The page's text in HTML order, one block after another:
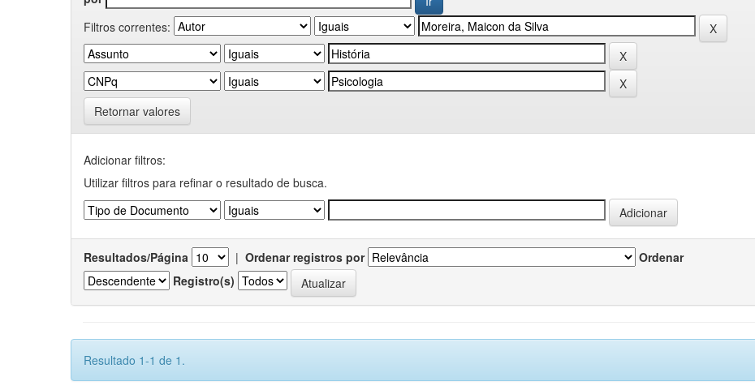
Filtros correntes:
Retornar valores
Adicionar filtros:
Utilizar filtros para refinar o resultado de busca.
Resultados/Página | Ordenar registros por
Ordenar
Registro(s)
Resultado 1-1 de 1.